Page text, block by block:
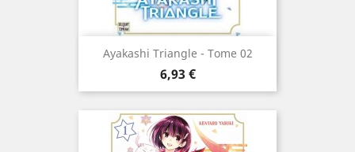
Ayakashi Triangle - Tome 02
Prix
6,93 €